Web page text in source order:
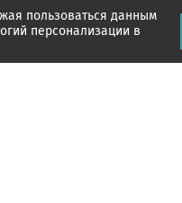
пользоваться данным
персонализации в